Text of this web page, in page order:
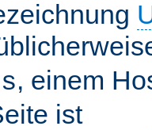
, einem
ist